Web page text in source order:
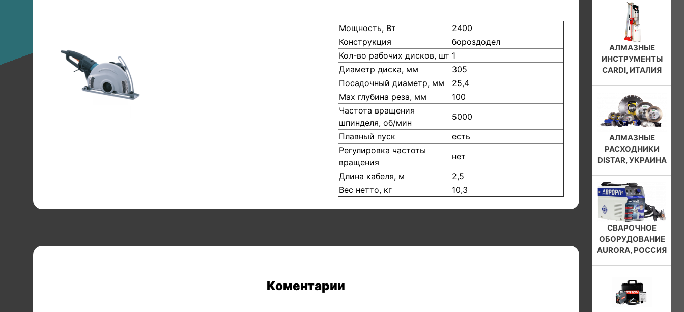
Мощность, Вт
2400
Конструкция
бороздодел
Кол-во рабочих дисков, шт 1
Диаметр диска, мм
305
Посадочный диаметр, мм
25,4
Мах глубина реза, мм
100
Частота вращения
шпинделя, об/мин
5000
Плавный пуск
есть
Регулировка частоты
вращения
нет
Длина кабеля, м
2,5
Вес нетто, кг
10,3
Коментарии
АЛМАЗНЫЕ
ИНСТРУМЕНТЫ
CARDI, ИТАЛИЯ
АЛМАЗНЫЕ
РАСХОДНИКИ
DISTAR, УКРАИНА
СВАРОЧНОЕ
ОБОРУДОВАНИЕ
AURORA, РОССИЯ